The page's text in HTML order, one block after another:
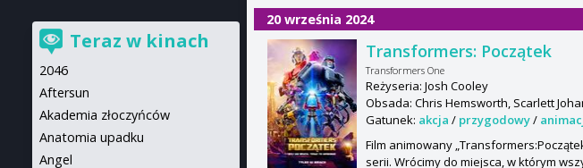
20 września 2024
Transformers: Początek
Transformers One
Reżyseria: Josh Cooley
Obsada: Chris Hemsworth, Scarlett
Gatunek: akcja / przygodowy/
Film animowany
serii. Wrócimy do miejsca, w którym
Teraz w kinach
2046
Aftersun
Akademia złoczyńców
Anatomia upadku
Angel